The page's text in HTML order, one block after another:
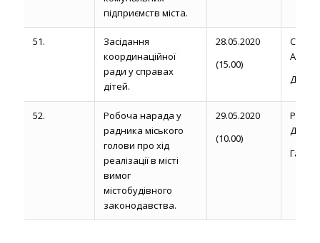
підприємств міста.
51.
Засідання
координаційної
ради у справах
дітей.
28.05.2020
(15.00)
А. М.
Думич
52.
Робоча нарада у
радника міського
голови про хід
реалізації в місті
вимог
містобудівного
законодавства.
29.05.2020
(10.00)
Д.